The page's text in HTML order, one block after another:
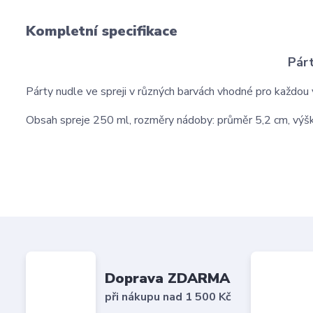
Kompletní specifikace
Párty nudle ve spreji v různých barvách vhodné pro
Obsah spreje 250 ml, rozměry nádoby: průměr 5,2 cm,
Doprava ZDARMA
při nákupu nad 1 500 Kč